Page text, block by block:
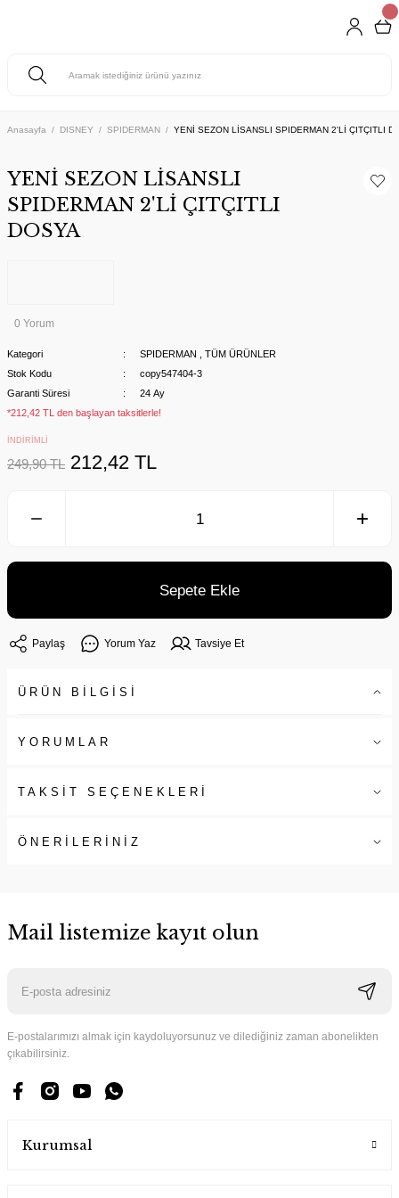
Anasayfa DISNEY SPIDERMAN YENİ SEZON LİSANSLI SPIDERMAN 2'Lİ ÇITÇITLI
YENİ SEZON LİSANSLI
SPIDERMAN 2'Lİ ÇITÇITLI
DOSYA
0 Yorum
Kategori SPIDERMAN
TÜM ÜRÜNLER
Stok Kodu
copy547404-3
Garanti Süresi
24 Ay
*212,42 TL den başlayan taksitlerle!
İNDİRİMLİ
249,90 TL 212,42 TL
Sepete Ekle
Paylaş Yorum Yaz Tavsiye Et
ÜRÜN BİLGİSİ
YORUMLAR
TAKSİT SEÇENEKLERİ
ÖNERİLERİNİZ
Mail listemize kayıt olun
E-postalarımızı almak için kaydoluyorsunuz ve dilediğiniz zaman abonelikten
çıkabilirsiniz.
Kurumsal